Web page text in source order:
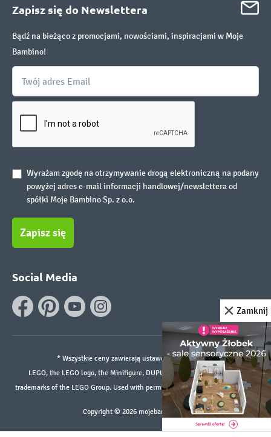
Zapisz się do Newslettera
Bądź na bieżąco z promocjami, nowościami, inspiracjami w Moje
Bambino!
Wyrażam zgodę na otrzymywanie drogą elektroniczną na podany
powyżej adres e-mail informacji handlowej/newslettera od
spółki Moje Bambino Sp. z o.o.
Zapisz się
Social Media
* Wszystkie ceny zawierają ustawowy podatek VAT.
LEGO, the LEGO logo, the Minifigure, DUPLO, and the SPIKE logo are
trademarks of the LEGO Group. Used with permission. ©2026 The LEGO Group
Copyright © 2026 mojebambino.pl
Zamknij